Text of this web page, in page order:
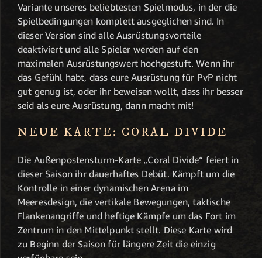
Variante unseres beliebtesten Spielmodus, in der die
Spielbedingungen komplett ausgeglichen sind. In
dieser Version sind alle Ausrüstungsvorteile
deaktiviert und alle Spieler werden auf den
maximalen Ausrüstungswert hochgestuft. Wenn ihr
das Gefühl habt, dass eure Ausrüstung für PvP nicht
gut genug ist, oder ihr beweisen wollt, dass ihr besser
seid als eure Ausrüstung, dann macht mit!
NEUE KARTE: CORAL DIVIDE
Die Außenpostensturm-Karte „Coral Divide“ feiert in
dieser Saison ihr dauerhaftes Debüt. Kämpft um die
Kontrolle in einer dynamischen Arena im
Meeresdesign, die vertikale Bewegungen, taktische
Flankenangriffe und heftige Kämpfe um das Fort im
Zentrum in den Mittelpunkt stellt. Diese Karte wird
zu Beginn der Saison für längere Zeit die einzig